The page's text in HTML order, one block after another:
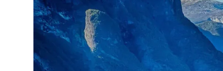
Norwegisch